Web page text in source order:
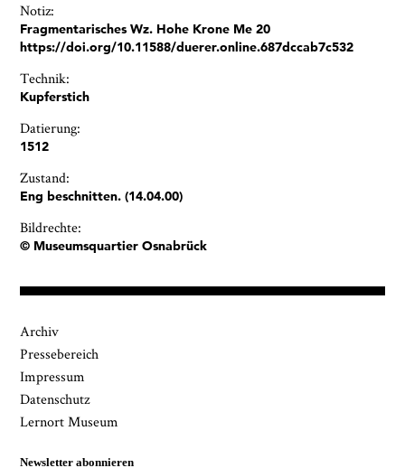
Notiz:
Fragmentarisches Wz. Hohe Krone Me 20
https://doi.org/10.11588/duerer.online.687dccab7c532
Technik:
Kupferstich
Datierung:
1512
Zustand:
Eng beschnitten. (14.04.00)
Bildrechte:
© Museumsquartier Osnabrück
Archiv
Pressebereich
Impressum
Datenschutz
Lernort Museum
Newsletter abonnieren